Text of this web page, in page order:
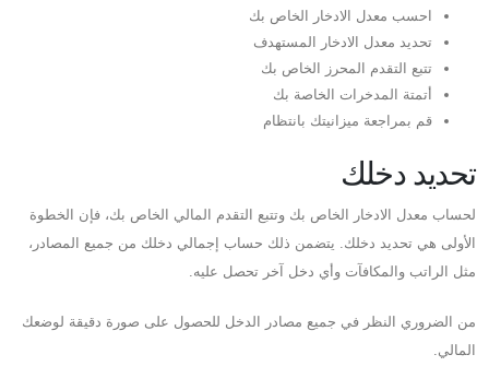
احسب معدل الادخار الخاص بك
تحديد معدل الادخار المستهدف
تتبع التقدم المحرز الخاص بك
أتمتة المدخرات الخاصة بك
قم بمراجعة ميزانيتك بانتظام
تحديد دخلك
لحساب معدل الادخار الخاص بك وتتبع التقدم المالي الخاص بك، فإن الخطوة
الأولى هي تحديد دخلك. يتضمن ذلك حساب إجمالي دخلك من جميع المصادر،
مثل الراتب والمكافآت وأي دخل آخر تحصل عليه.
من الضروري النظر في جميع مصادر الدخل للحصول على صورة دقيقة لوضعك
المالي.